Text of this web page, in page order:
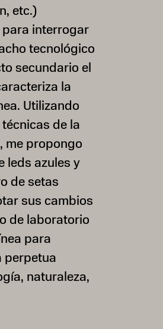
etc.)
para interrogar
tecnológico
secundario el
la
Utilizando
de la
me propongo
leds azules y
de setas
sus cambios
de laboratorio
para
perpetua
naturaleza,